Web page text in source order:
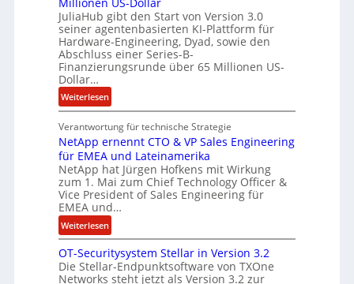
e
n
a
h
l
e
n
t
k
e
n
e
L
ö
s
u
n
g
n
C
o
u
r
o
n
i
r
d
F
i
n
a
n
z
c
JuliaHub gibt den Start von Version 3.0
seiner agentenbasierten KI-Plattform für
Hardware-Engineering, Dyad, sowie den
Abschluss einer Series-B-
Finanzierungsrunde über 65 Millionen US-
Dollar…
Weiterlesen:
E
n
g
n
e
e
r
i
n
g
-
Verantwortung für technische Strategie
NetApp ernennt CTO & VP Sales Engineering
für EMEA und Lateinamerika
NetApp hat Jürgen Hofkens mit Wirkung
zum 1. Mai zum Chief Technology Officer &
Vice President of Sales Engineering für
EMEA und…
Weiterlesen:
N
e
t
OT-Securitysystem Stellar in Version 3.2
Die Stellar-Endpunktsoftware von TXOne
Networks steht jetzt als Version 3.2 zur